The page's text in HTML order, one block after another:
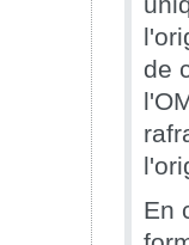
de
En